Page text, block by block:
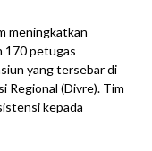
meningkatkan
170 petugas
yang tersebar di
Regional (Divre). Tim
kepada